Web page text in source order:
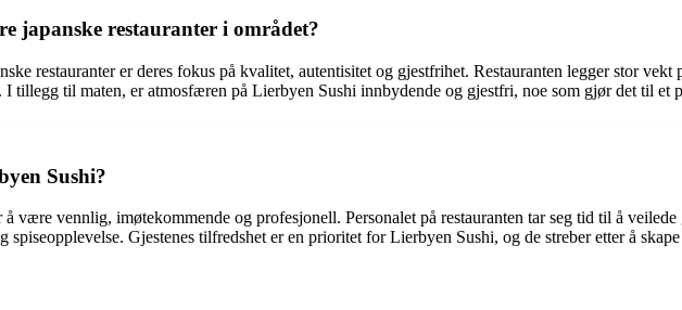
japanske restauranter i området?
restauranter er deres fokus på kvalitet, autentisitet og gjestfrihet. Restauranten legger stor
I tillegg til maten, er atmosfæren på Lierbyen Sushi innbydende og gjestfri, noe som gjør det til
Sushi?
være vennlig, imøtekommende og profesjonell. Personalet på restauranten tar seg tid til å
spiseopplevelse. Gjestenes tilfredshet er en prioritet for Lierbyen Sushi, og de streber etter å